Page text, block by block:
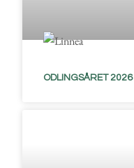
ODLINGSÅRET 2026